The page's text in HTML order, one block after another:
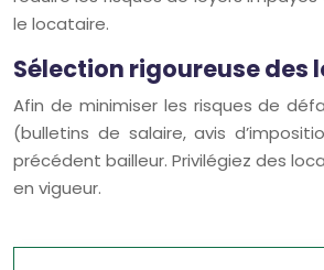
le locataire.
Sélection rigoureuse des
Afin de minimiser les risques de
(bulletins de salaire, avis
précédent bailleur. Privilégiez des
en vigueur.